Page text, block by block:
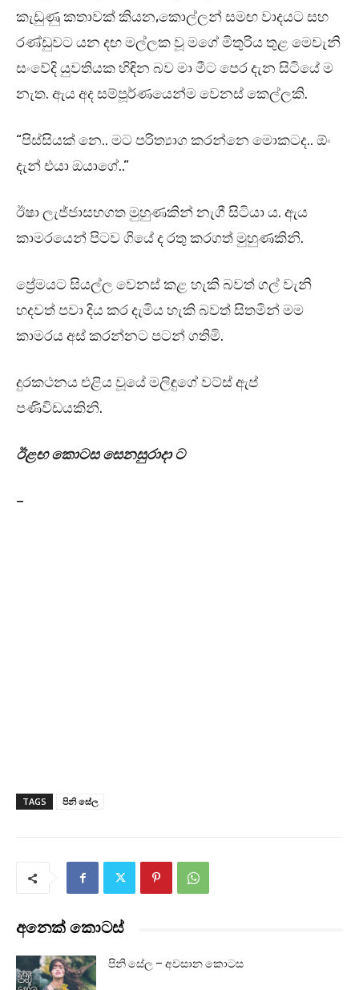
කැඩුණු කතාවක් කියන,කොල්ලන් සමඟ වාදයට සහ
රණ්ඩුවට යන දඟ මල්ලක වූ මගේ මිතුරිය තුළ මෙවැනි
සංවේදි යුවතියක හිඳින බව මා මීට පෙර දැන සිටියේ ම
නැත. ඇය අද සම්පූර්ණයෙන්ම වෙනස් කෙල්ලකි.
“පිස්සියක් නෙ.. මට පරිත්‍යාග කරන්නෙ මොකටද.. ඕං
දැන් එයා ඔයාගේ..”
ඊෂා ලැජ්ජාසහගත මුහුණකින් නැගී සිටියා ය. ඇය
කාමරයෙන් පිටව ගියේ ද රතු කරගත් මුහුණකිනි.
ප්‍රේමයට සියල්ල වෙනස් කළ හැකි බවත් ගල් වැනි
හදවත් පවා දිය කර දැමිය හැකි බවත් සිතමින් මම
කාමරය අස් කරන්නට පටන් ගතිමි.
දුරකථනය එළිය වූයේ මලිඳුගේ වට්ස් ඇප්
පණිවිඩයකිනි.
ඊළඟ කොටස සෙනසුරාදා ට
–
TAGS පිනි සේල
අනෙක් කොටස්
පිනි සේල – අවසාන කොටස